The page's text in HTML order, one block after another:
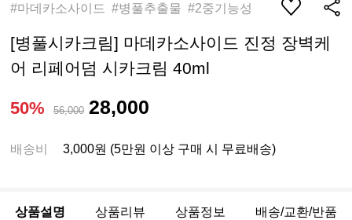
#마데카소사이드 #병풀추출물 #2중기능성
[병풀시카크림] 마데카소사이드 진정 장벽케
어 리페어덤 시카크림 40ml
50% 56,000 28,000
배송비 3,000원 (5만원 이상 구매 시 무료배송)
상품설명 상품리뷰 상품정보 배송/교환/반품